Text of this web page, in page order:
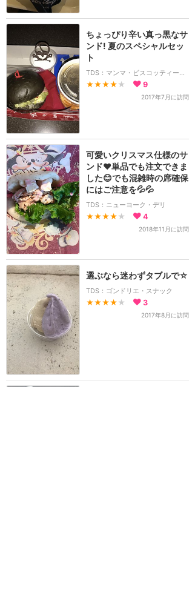
ちょっぴり辛い真っ黒なサ
ンド! 夏のスペシャルセッ
ト
TDS：マンマ・ビスコッティーズ・ベーカリー
★★★★ ★ 9
2017年7月に訪問
可愛いクリスマス仕様のサ
ンド♥️単品でも注文できま
した😊でも混雑時の席確保
にはご注意を💦💦
TDS：ニューヨーク・デリ
★★★★ ★ 4
2018年11月に訪問
選ぶなら迷わずタブルで☆
TDS：ゴンドリエ・スナック
★★★★ ★ 3
2017年8月に訪問